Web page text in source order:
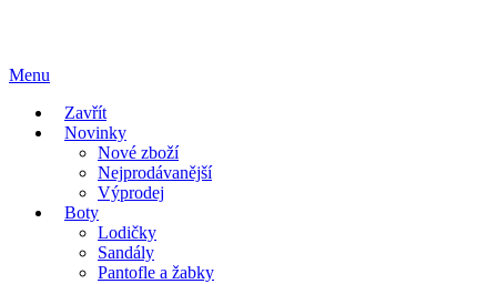
Menu
Zavřít
Novinky
Nové zboží
Nejprodávanější
Výprodej
Boty
Lodičky
Sandály
Pantofle a žabky